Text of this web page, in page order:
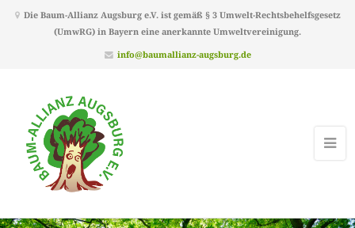
Die Baum-Allianz Augsburg e.V. ist gemäß § 3 Umwelt-Rechtsbehelfsgesetz
(UmwRG) in Bayern eine anerkannte Umweltvereinigung.
info@baumallianz-augsburg.de